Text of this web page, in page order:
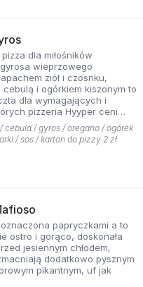
wieprzowego
ziół i czosnku,
kiszonym to
dla wymagających i
pizzeria Hyyper ceni
słuchy, że gyros Hyyper
w mieście
cebula / gyros / oregano / ogórek
/ sos / karton do pizzy 2 zł
papryczkami a to
i gorąco, doskonała
jesiennym chłodem,
dodatkowo pysznym
pikantnym, uf jak